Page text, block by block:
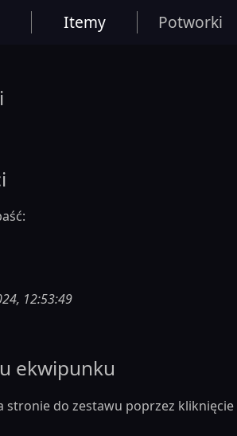
Itemy Potworki
12:53:49
ekwipunku
do zestawu poprzez kliknięcie